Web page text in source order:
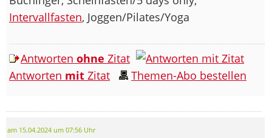
Intervallfasten, Joggen/Pilates/Yoga
Antworten ohne Zitat
Antworten mit Zitat Themen-Abo bestellen
am 15.04.2024 um 07:56 Uhr